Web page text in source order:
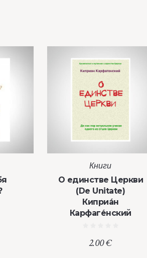
Книги
О единстве Церкви
(De Unitate)
Киприа́н
Карфаге́нский
2.00€